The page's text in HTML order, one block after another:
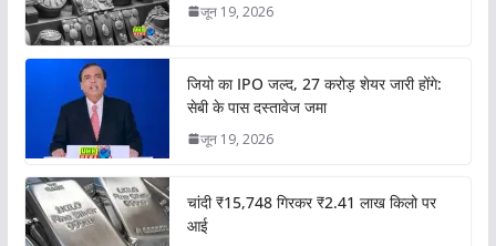
जून 19, 2026
जियो का IPO जल्द, 27 करोड़ शेयर जारी होंगे:
सेबी के पास दस्तावेज जमा
जून 19, 2026
चांदी ₹15,748 गिरकर ₹2.41 लाख किलो पर
आई